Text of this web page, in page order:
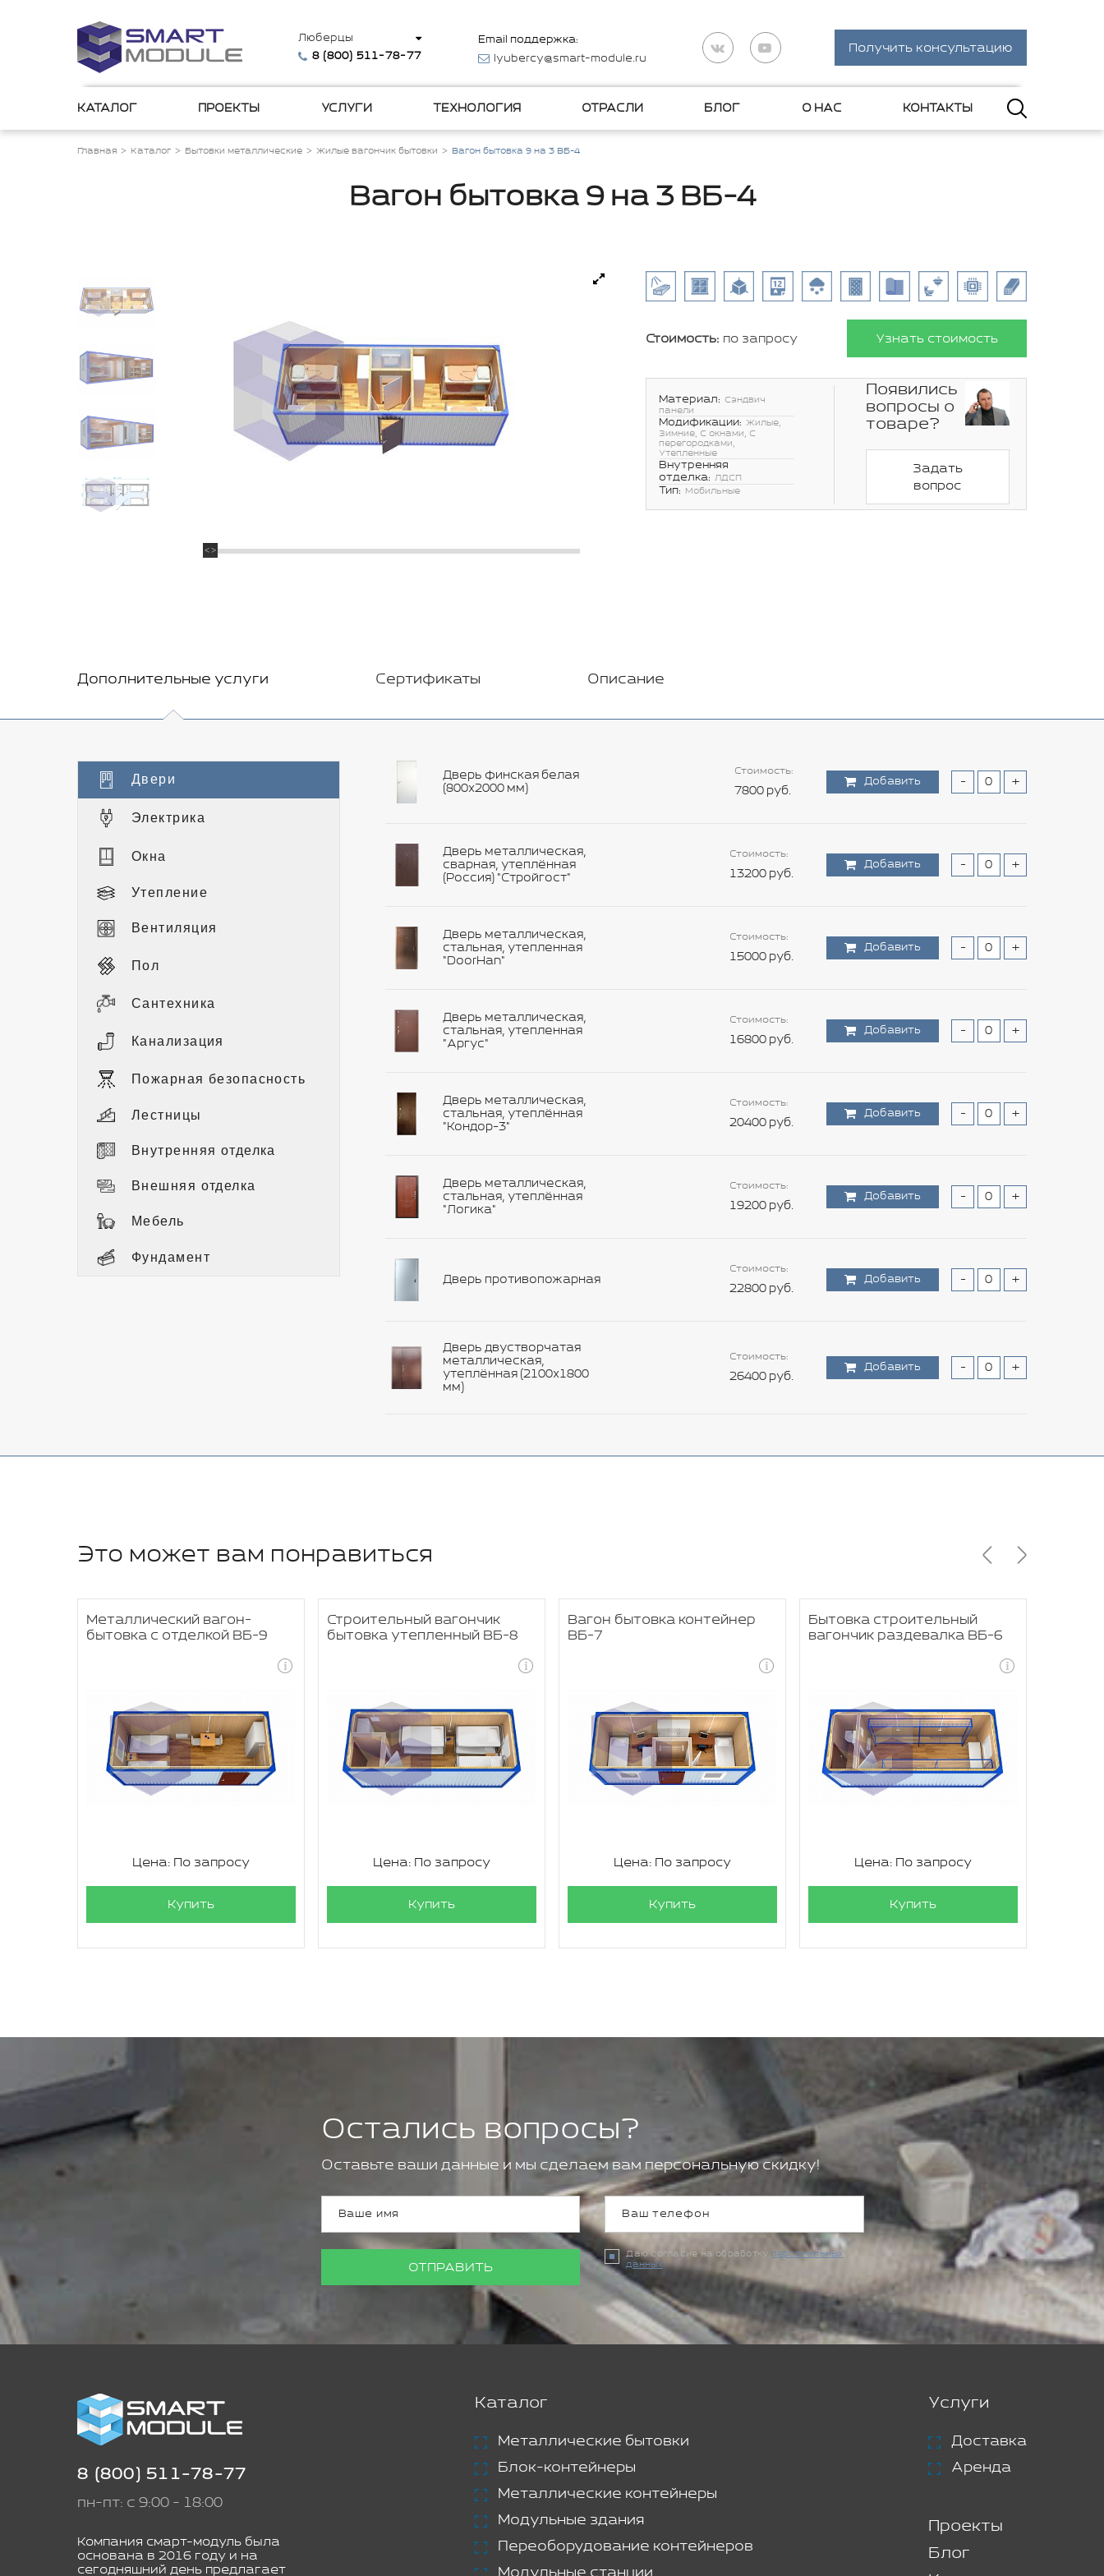
Люберцы
8 (800) 511-78-77
Email поддержка:
lyubercy@smart-module.ru
Получить консультацию
КАТАЛОГ ПРОЕКТЫ УСЛУГИ ТЕХНОЛОГИЯ ОТРАСЛИ БЛОГ О НАС КОНТАКТЫ
Главная Каталог Бытовки металлические Жилые вагончик бытовки Вагон бытовка 9 на 3 ВБ-4
Вагон бытовка 9 на 3 ВБ-4
Стоимость: по запросу Узнать стоимость
Материал: Сэндвич
панели
Модификации: Жилые,
Зимние, С окнами, С
перегородками,
Утепленные
Внутренняя
отделка: ЛДСП
Тип: Мобильные
Появились
вопросы о
товаре?
Задать
вопрос
Дополнительные услуги Сертификаты Описание
Двери
Электрика
Окна
Утепление
Вентиляция
Пол
Сантехника
Канализация
Пожарная безопасность
Лестницы
Внутренняя отделка
Внешняя отделка
Мебель
Фундамент
Дверь финская белая
(800х2000 мм)
Стоимость:
7800 руб.
Добавить - +
Дверь металлическая,
сварная, утеплённая
(Россия) "Стройгост"
Стоимость:
13200 руб.
Добавить - +
Дверь металлическая,
стальная, утепленная
"DoorHan"
Стоимость:
15000 руб.
Добавить - +
Дверь металлическая,
стальная, утепленная
"Аргус"
Стоимость:
16800 руб.
Добавить - +
Дверь металлическая,
стальная, утеплённая
"Кондор-3"
Стоимость:
20400 руб.
Добавить - +
Дверь металлическая,
стальная, утеплённая
"Логика"
Стоимость:
19200 руб.
Добавить - +
Дверь противопожарная
Стоимость:
22800 руб.
Добавить - +
Дверь двустворчатая
металлическая,
утеплённая (2100х1800
мм)
Стоимость:
26400 руб.
Добавить - +
Это может вам понравиться
Металлический вагон-
бытовка с отделкой ВБ-9
Цена: По запросу
Купить
Строительный вагончик
бытовка утепленный ВБ-8
Цена: По запросу
Купить
Вагон бытовка контейнер
ВБ-7
Цена: По запросу
Купить
Бытовка строительный
вагончик раздевалка ВБ-6
Цена: По запросу
Купить
Остались вопросы?
Оставьте ваши данные и мы сделаем вам персональную скидку!
ОТПРАВИТЬ
Даю согласие на обработку персональных
данных
8 (800) 511-78-77
пн-пт: с 9:00 - 18:00
Компания смарт-модуль была
основана в 2016 году и на
сегодняшний день предлагает
Каталог
Металлические бытовки
Блок-контейнеры
Металлические контейнеры
Модульные здания
Переоборудование контейнеров
Модульные станции
Услуги
Доставка
Аренда
Проекты
Блог